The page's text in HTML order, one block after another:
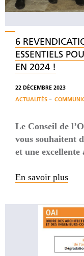
6
ESSENTIELS
EN 2024 !
22 DÉCEMBRE 2023
ACTUALITÉS -
Le Conseil de
vous souhaitent
et une excellente
En savoir plus